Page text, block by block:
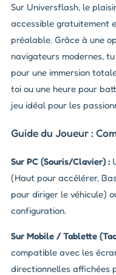
Sur Universflash, le
accessible gratuitement
préalable. Grâce à une
navigateurs modernes,
pour une immersion
toi ou une heure pour
jeu idéal pour les
Guide du Joueur :
Sur PC (Souris/Clavier) :
(Haut pour accélérer,
pour diriger le véhicule)
configuration.
Sur Mobile / Tablette
compatible avec les
directionnelles affichées